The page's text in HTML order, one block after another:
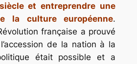
et entreprendre une
la culture européenne.
française a prouvé
de la nation à la
était possible et a